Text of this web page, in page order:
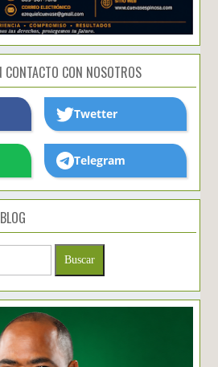
CONTACTO CON NOSOTROS
Twetter
Telegram